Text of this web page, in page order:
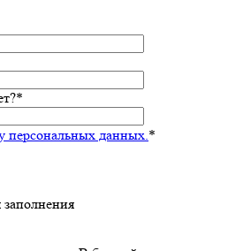
*
персональных данных. *
заполнения